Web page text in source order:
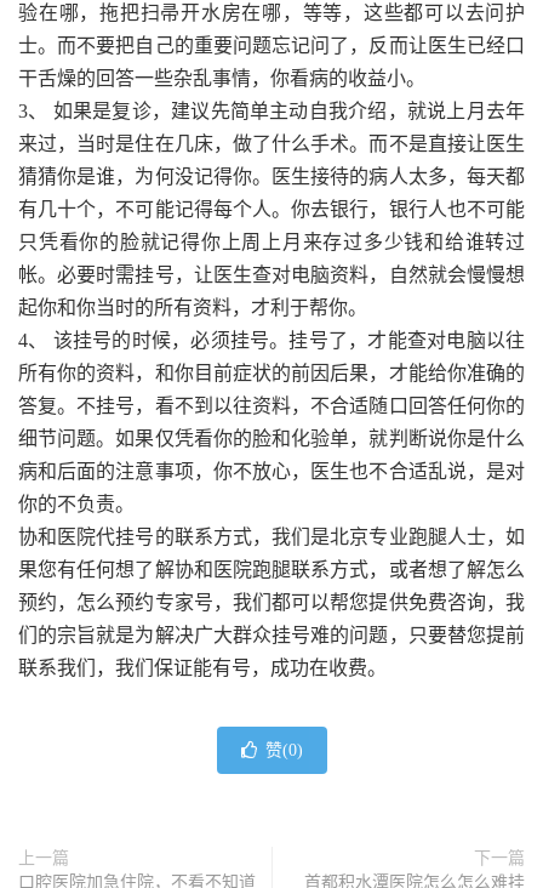
验在哪，拖把扫帚开水房在哪，等等，这些都可以去问护
士。而不要把自己的重要问题忘记问了，反而让医生已经口
干舌燥的回答一些杂乱事情，你看病的收益小。
3、 如果是复诊，建议先简单主动自我介绍，就说上月去年
来过，当时是住在几床，做了什么手术。而不是直接让医生
猜猜你是谁，为何没记得你。医生接待的病人太多，每天都
有几十个，不可能记得每个人。你去银行，银行人也不可能
只凭看你的脸就记得你上周上月来存过多少钱和给谁转过
帐。必要时需挂号，让医生查对电脑资料，自然就会慢慢想
起你和你当时的所有资料，才利于帮你。
4、 该挂号的时候，必须挂号。挂号了，才能查对电脑以往
所有你的资料，和你目前症状的前因后果，才能给你准确的
答复。不挂号，看不到以往资料，不合适随口回答任何你的
细节问题。如果仅凭看你的脸和化验单，就判断说你是什么
病和后面的注意事项，你不放心，医生也不合适乱说，是对
你的不负责。
协和医院代挂号的联系方式，我们是北京专业跑腿人士，如
果您有任何想了解协和医院跑腿联系方式，或者想了解怎么
预约，怎么预约专家号，我们都可以帮您提供免费咨询，我
们的宗旨就是为解决广大群众挂号难的问题，只要替您提前
联系我们，我们保证能有号，成功在收费。
赞(0)
上一篇
口腔医院加急住院，不看不知道
下一篇
首都积水潭医院怎么怎么难挂